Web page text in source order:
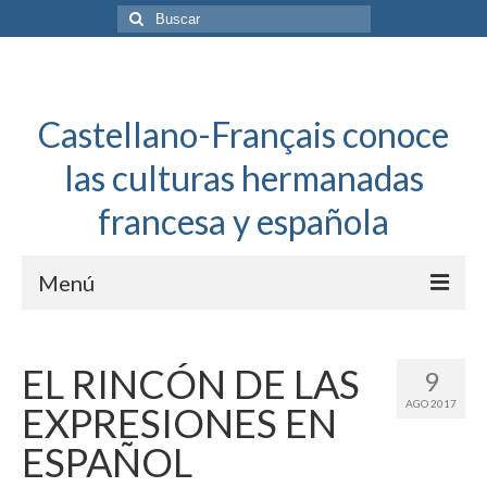
Buscar
por:
Castellano-Français conoce
las culturas hermanadas
francesa y española
Menú
Français: Dossier Général
Français à toute allure
Bordeaux Tregey
9
AGO 2017
EL RINCÓN DE LAS
EXPRESIONES EN
ESPAÑOL